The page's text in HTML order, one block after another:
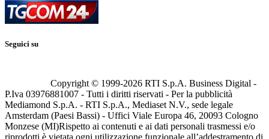
Seguici su
Copyright © 1999-2026 RTI S.p.A. Business Digital -
P.Iva 03976881007 - Tutti i diritti riservati - Per la pubblicità
Mediamond S.p.A. - RTI S.p.A., Mediaset N.V., sede legale
Amsterdam (Paesi Bassi) - Uffici Viale Europa 46, 20093 Cologno
Monzese (MI)Rispetto ai contenuti e ai dati personali trasmessi e/o
riprodotti è vietata ogni utilizzazione funzionale all’addestramento di